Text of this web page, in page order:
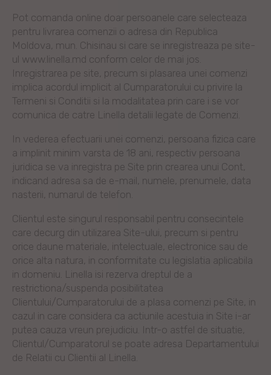
Pot comanda online doar persoanele care selecteaza
pentru livrarea comenzii o adresa din Republica
Moldova, mun. Chisinau si care se inregistreaza pe site-
ul www.linella.md conform celor de mai jos.
Inregistrarea pe site, precum si plasarea unei comenzi
implica acordul implicit al Cumparatorului cu privire la
Termeni si Conditii si la modalitatea prin care i se vor
comunica de catre Linella detalii legate de Comenzi.
In vederea efectuarii unei comenzi, persoana fizica care
a implinit minim varsta de 18 ani, respectiv persoana
juridica se va inregistra pe Site prin crearea unui Cont,
indicand adresa sa de e-mail, numele, prenumele, data
nasterii, numarul de telefon.
Clientul este singurul responsabil pentru consecintele
care decurg din utilizarea Site-ului, precum si pentru
orice daune materiale, intelectuale, electronice sau de
orice alta natura, in conformitate cu legislatia aplicabila
in domeniu. Linella isi rezerva dreptul de a
restrictiona/suspenda posibilitatea
Clientului/Cumparatorului de a plasa comenzi pe Site, in
cazul in care considera ca actiunile acestuia in Site i-ar
putea cauza vreun prejudiciu. Intr-o astfel de situatie,
Clientul/Cumparatorul se poate adresa Departamentului
de Relatii cu Clientii al Linella.